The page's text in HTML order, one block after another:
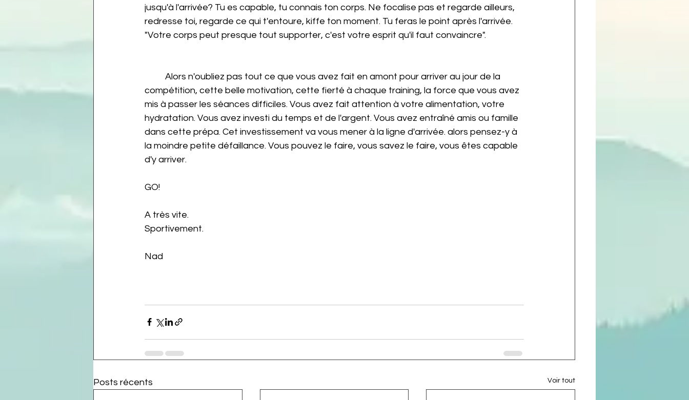
jusqu'à l'arrivée? Tu es capable, tu connais ton corps. Ne focalise pas et regarde ailleurs,
redresse toi, regarde ce qui t'entoure, kiffe ton moment. Tu feras le point après l'arrivée.
"Votre corps peut presque tout supporter, c'est votre esprit qu'il faut convaincre".
compétition, cette belle motivation, cette fierté à chaque training, la force que vous avez
mis à passer les séances difficiles. Vous avez fait attention à votre alimentation, votre
hydratation. Vous avez investi du temps et de l'argent. Vous avez entraîné amis ou famille
dans cette prépa. Cet investissement va vous mener à la ligne d'arrivée. alors pensez-y à
la moindre petite défaillance. Vous pouvez le faire, vous savez le faire, vous êtes capable
d'y arriver.
GO!
A très vite.
Sportivement.
Nad
Posts récents Voir tout